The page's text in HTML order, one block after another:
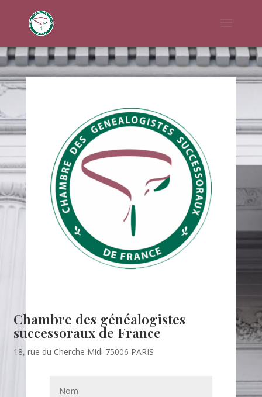
Chambre des généalogistes
successoraux de France
18, rue du Cherche Midi 75006 PARIS